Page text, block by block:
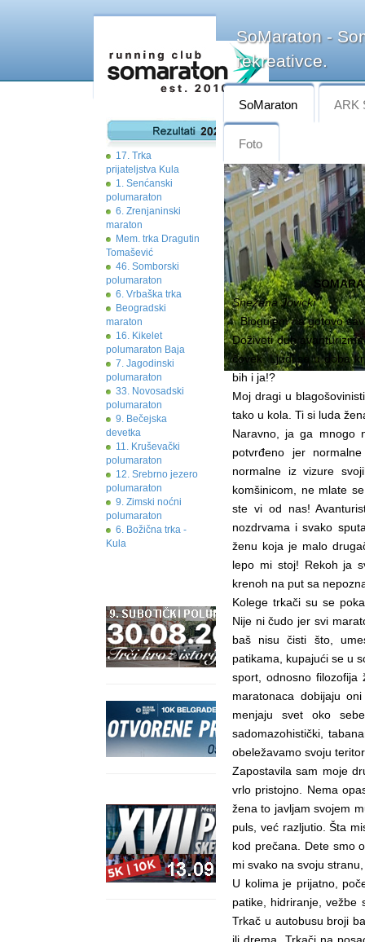
17. Trka
prijateljstva Kula
1. Senćanski
polumaraton
6. Zrenjaninski
maraton
Mem. trka Dragutin
Tomašević
46. Somborski
polumaraton
6. Vrbaška trka
Beogradski
maraton
16. Kikelet
polumaraton Baja
7. Jagodinski
polumaraton
33. Novosadski
polumaraton
9. Bečejska
devetka
11. Kruševački
polumaraton
12. Srebrno jezero
polumaraton
9. Zimski noćni
polumaraton
6. Božična trka -
Kula
SoMaraton -
rekreativce.
SoMaraton ARK
Foto
Snežana Jovicki
Blogujem na gotovo
Doživeti duh
čovek. Ljudi se u doba
bih i ja!?
Moj dragi u
tako u kola. Ti si luda
Naravno, ja ga mnogo
potvrđeno jer
normalne iz vizure
komšinicom, ne mlate
ste vi od nas!
nozdrvama i svako
ženu koja je malo
lepo mi stoj! Rekoh ja
krenoh na put sa
Kolege trkači su se
Nije ni čudo jer svi
baš nisu čisti što,
patikama, kupajući se u
sport, odnosno filozofija
maratonaca dobijaju
menjaju svet oko
sadomazohistički,
obeležavamo svoju
Zapostavila sam moje
vrlo pristojno. Nema
žena to javljam svojem
puls, već razljutio. Šta
kod prečana. Dete smo
mi svako na svoju
U kolima je prijatno,
patike, hidriranje, vežbe
Trkač u autobusu broji